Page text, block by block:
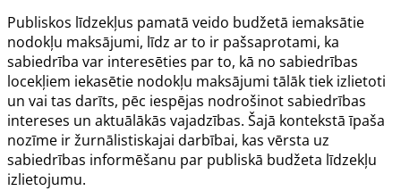
Publiskos līdzekļus pamatā veido budžetā iemaksātie
nodokļu maksājumi, līdz ar to ir pašsaprotami, ka
sabiedrība var interesēties par to, kā no sabiedrības
locekļiem iekasētie nodokļu maksājumi tālāk tiek izlietoti
un vai tas darīts, pēc iespējas nodrošinot sabiedrības
intereses un aktuālākās vajadzības. Šajā kontekstā īpaša
nozīme ir žurnālistiskajai darbībai, kas vērsta uz
sabiedrības informēšanu par publiskā budžeta līdzekļu
izlietojumu.